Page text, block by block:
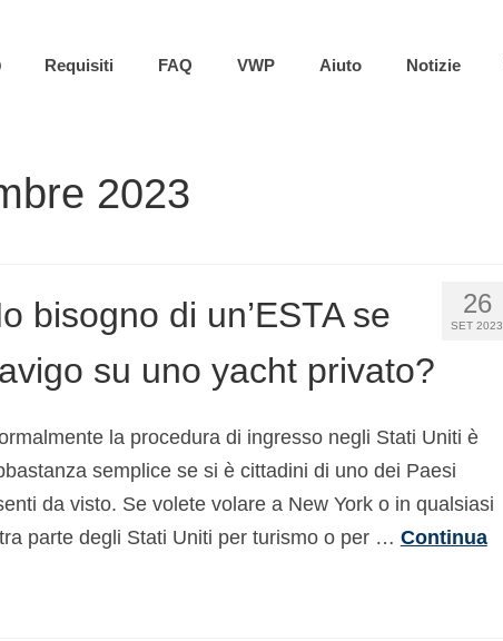
Requisiti FAQ VWP Aiuto Notizie
2023
26
SET 2023
bisogno di un’ESTA se
su uno yacht privato?
la procedura di ingresso negli Stati Uniti è
semplice se si è cittadini di uno dei Paesi
da visto. Se volete volare a New York o in qualsiasi
parte degli Stati Uniti per turismo o per … Continua